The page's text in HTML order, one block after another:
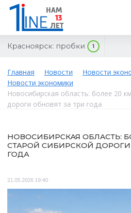
Красноярск: пробки 1
Главная Новости
Новости
Новости экономики
Новосибирская область: более 20
дороги обновят за три года
НОВОСИБИРСКАЯ ОБЛАСТЬ:
СТАРОЙ СИБИРСКОЙ ДОРОГИ
ГОДА
21.05.2026 19:40